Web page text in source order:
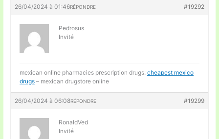
26/04/2024 à 01:46 #19292
RÉPONDRE
Pedrosus
Invité
mexican online pharmacies prescription drugs:cheapest mexico
drugs – mexican drugstore online
26/04/2024 à 06:08 #19299
RÉPONDRE
RonaldVed
Invité